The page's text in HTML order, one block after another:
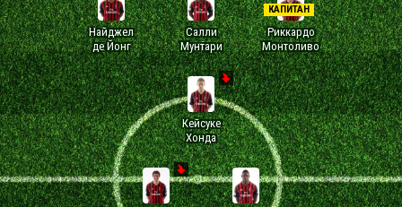
Найджел
де Йонг
Салли
Мунтари
КАПИТАН
Риккардо
Монтоливо
Кейсуке
Хонда